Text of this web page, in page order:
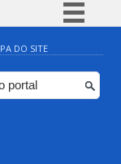
BR
DO SITE